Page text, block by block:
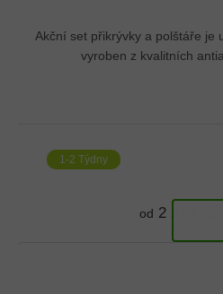
Akční set přikrývky a polštáře je
vyroben z kvalitních
1-2 Týdny
od 2 275 Kč